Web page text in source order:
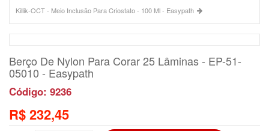
Killik-OCT - Meio Inclusão Para Criostato - 100 Ml - Easypath
Berço De Nylon Para Corar 25 Lâminas - EP-51-
05010 - Easypath
Código: 9236
R$ 232,45